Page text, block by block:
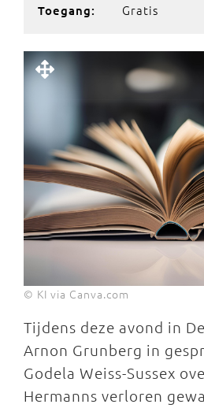
Toegang: Gratis
© KI via Canva.com
Tijdens deze avond in
Arnon Grunberg in
Godela Weiss-Sussex
Hermanns verloren